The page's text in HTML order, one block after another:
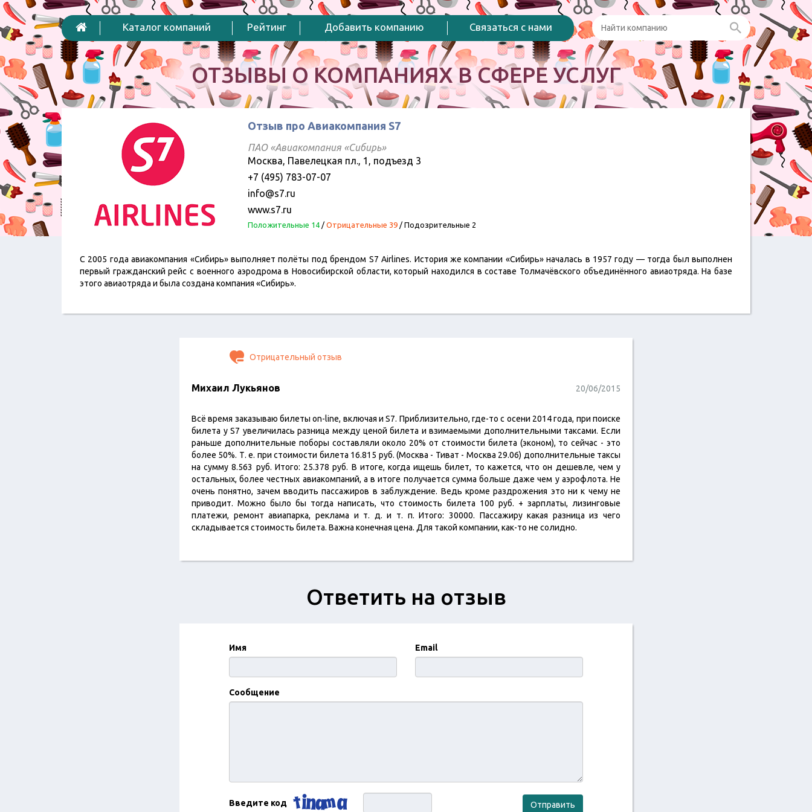
Каталог компаний Рейтинг Добавить компанию Связаться с нами
ОТЗЫВЫ О КОМПАНИЯХ В СФЕРЕ УСЛУГ
Отзыв про Авиакомпания S7
ПАО «Авиакомпания «Сибирь»
Москва, Павелецкая пл., 1, подъезд 3
+7 (495) 783-07-07
info@s7.ru
www.s7.ru
Положительные 14/ Отрицательные 39/ Подозрительные 2
С 2005 года авиакомпания «Сибирь» выполняет полёты под брендом S7 Airlines. История же компании «Сибирь» началась в 1957 году — тогда был выполнен
первый гражданский рейс с военного аэродрома в Новосибирской области, который находился в составе Толмачёвского объединённого авиаотряда. На базе
этого авиаотряда и была создана компания «Сибирь».
Отрицательный отзыв
Михаил Лукьянов 20/06/2015
Всё время заказываю билеты on-line, включая и S7. Приблизительно, где-то с осени 2014 года, при поиске
билета у S7 увеличилась разница между ценой билета и взимаемыми дополнительными таксами. Если
раньше дополнительные поборы составляли около 20% от стоимости билета (эконом), то сейчас - это
более 50%. Т. е. при стоимости билета 16.815 руб. (Москва - Тиват - Москва 29.06) дополнительные таксы
на сумму 8.563 руб. Итого: 25.378 руб. В итоге, когда ищешь билет, то кажется, что он дешевле, чем у
остальных, более честных авиакомпаний, а в итоге получается сумма больше даже чем у аэрофлота. Не
очень понятно, зачем вводить пассажиров в заблуждение. Ведь кроме раздрожения это ни к чему не
приводит. Можно было бы тогда написать, что стоимость билета 100 руб. + зарплаты, лизинговые
платежи, ремонт авиапарка, реклама и т. д. и т. п. Итого: 30000. Пассажиру какая разница из чего
складывается стоимость билета. Важна конечная цена. Для такой компании, как-то не солидно.
Ответить на отзыв
Имя Email
Сообщение
Введите код Отправить